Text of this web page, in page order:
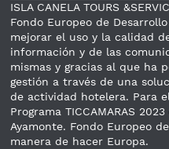
ISLA CANELA TOURS
Fondo Europeo de
mejorar el uso y la calidad
información y de las
mismas y gracias al que ha
gestión a través de una
de actividad hotelera. Para
Programa TICCAMARAS
Ayamonte. Fondo Europeo
manera de hacer Europa.